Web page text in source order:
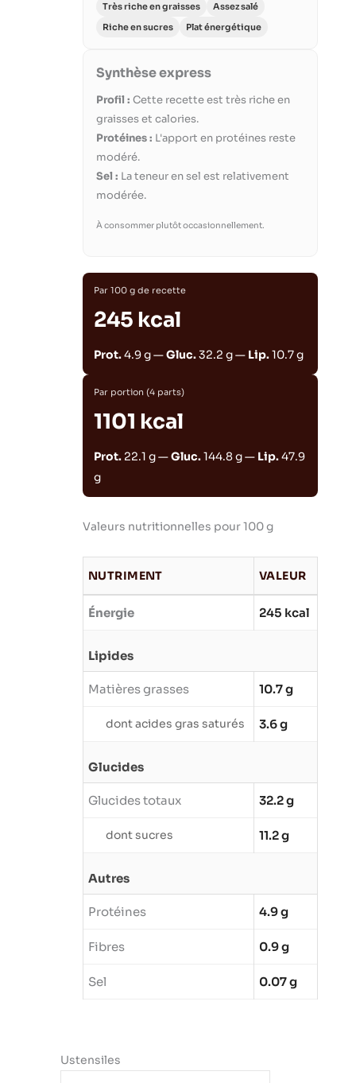
Très riche en graisses
Assez salé
Riche en sucres
Plat énergétique
Synthèse express
Profil : Cette recette est très riche en
graisses et calories.
Protéines : L'apport en protéines reste
modéré.
Sel : La teneur en sel est relativement
modérée.
À consommer plutôt occasionnellement.
Par 100 g de recette
245 kcal
Prot.4.9 g —Gluc.32.2 g — Lip.10.7 g
Par portion (4 parts)
1101 kcal
Prot. 22.1 g —Gluc.144.8 g — Lip.47.9
g
Valeurs nutritionnelles pour 100 g
NUTRIMENT VALEUR
Énergie 245 kcal
Lipides
Matières grasses 10.7 g
dont acides gras saturés 3.6 g
Glucides
Glucides totaux 32.2 g
dont sucres 11.2 g
Autres
Protéines 4.9 g
Fibres 0.9 g
Sel 0.07 g
Ustensiles